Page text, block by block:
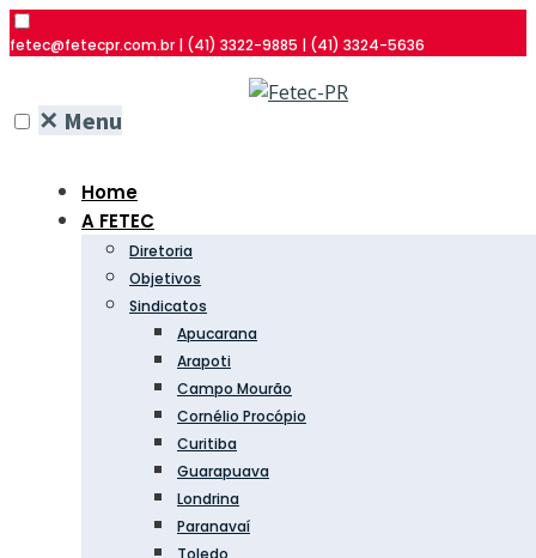
fetec@fetecpr.com.br | (41) 3322-9885 | (41) 3324-5636
✕ Menu
Home
A FETEC
Diretoria
Objetivos
Sindicatos
Apucarana
Arapoti
Campo Mourão
Cornélio Procópio
Curitiba
Guarapuava
Londrina
Paranavaí
Toledo